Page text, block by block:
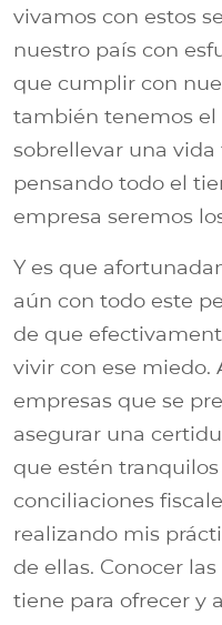
vivamos con estos
nuestro país con
que cumplir con
también tenemos el
sobrellevar una
pensando todo el
empresa seremos
Y es que
aún con todo este
de que
vivir con ese miedo.
empresas que se
asegurar una
que estén
conciliaciones
realizando mis
de ellas. Conocer
tiene para ofrecer y